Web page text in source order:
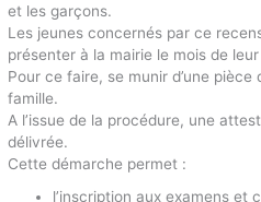
et les garçons.
Les jeunes concernés par ce
présenter à la mairie le mois de
Pour ce faire, se munir d’une pièce
famille.
A l’issue de la procédure, une
délivrée.
Cette démarche permet :
l’inscription aux examens et